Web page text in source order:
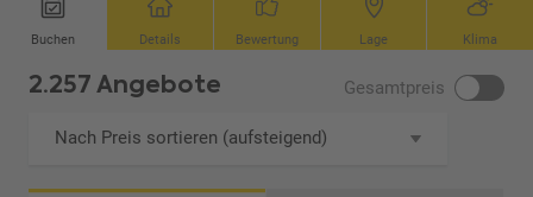
Buchen Details Bewertung Lage Klima
2.257 Angebote Gesamtpreis
Nach Preis sortieren (aufsteigend)